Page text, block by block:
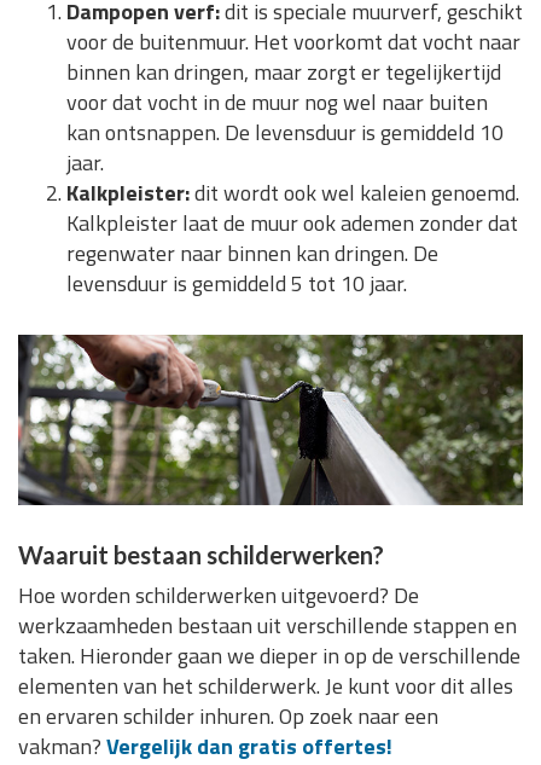
Dampopen verf:dit is speciale muurverf, geschikt
voor de buitenmuur. Het voorkomt dat vocht naar
binnen kan dringen, maar zorgt er tegelijkertijd
voor dat vocht in de muur nog wel naar buiten
kan ontsnappen. De levensduur is gemiddeld 10
jaar.
Kalkpleister:dit wordt ook wel kaleien genoemd.
Kalkpleister laat de muur ook ademen zonder dat
regenwater naar binnen kan dringen. De
levensduur is gemiddeld 5 tot 10 jaar.
Waaruit bestaan schilderwerken?
Hoe worden schilderwerken uitgevoerd? De
werkzaamheden bestaan uit verschillende stappen en
taken. Hieronder gaan we dieper in op de verschillende
elementen van het schilderwerk. Je kunt voor dit alles
en ervaren schilder inhuren. Op zoek naar een
vakman?Vergelijk dan gratis offertes!